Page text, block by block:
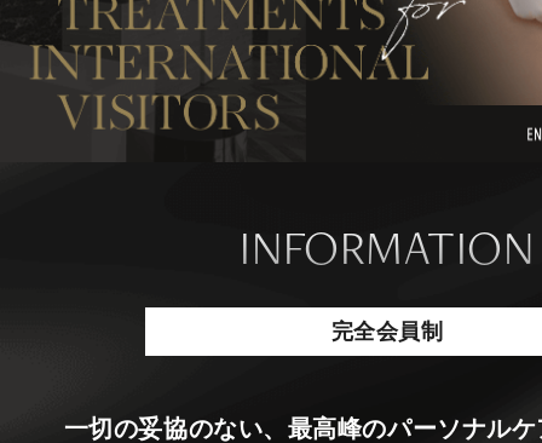
INFORMATION
完全会員制
一切の妥協のない、最高峰のパーソナル